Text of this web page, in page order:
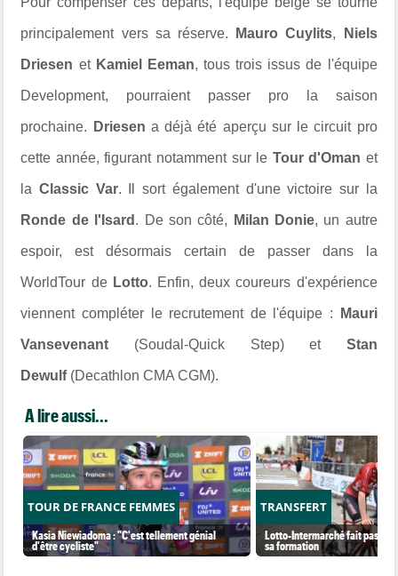
principalement vers sa réserve. Mauro Cuylits, Niels
Driesen et Kamiel Eeman, tous trois issus de l'équipe
Development, pourraient passer pro la saison
prochaine. Driesen a déjà été aperçu sur le circuit pro
cette année, figurant notamment sur le Tour d'Oman et
laClassic Var. Il sort également d'une victoire sur la
Ronde de l'Isard . De son côté, Milan Donie, un autre
espoir, est désormais certain de passer dans la
WorldTour de Lotto. Enfin, deux coureurs d'expérience
viennent compléter le recrutement de l'équipe : Mauri
Vansevenant (Soudal-Quick Step) et Stan
Dewulf (Decathlon CMA CGM).
A lire aussi...
TOUR DE FRANCE FEMMES
Kasia Niewiadoma : "C'est tellement génial
d'être cycliste"
TRANSFERT
Lotto-Intermarché fait passer
sa formation